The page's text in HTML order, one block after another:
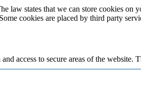
law states that we can store cookies
cookies are placed by third party
access to secure areas of the